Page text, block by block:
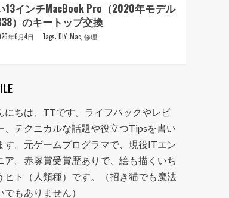
13インチMacBook Pro（2020年モデル
）のキートップ交換
年6月4日 Tags: DIY, Mac, 修理
にちは、TTです。ライフハックやレビ
、テクニカルな話題や役立つTipsを書い
す。元ゲームプログラマで、現役ITエン
ア。赤塚賞受賞歴ありで、絵も描くいち
ヒト（人類種）です。（招き猫でも魔法
でもありません）